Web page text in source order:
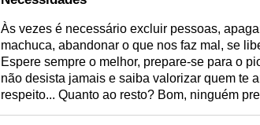
Às vezes é necessário excluir pessoas,
machuca, abandonar o que nos faz mal, se
Espere sempre o melhor, prepare-se para o
não desista jamais e saiba valorizar quem te
respeito... Quanto ao resto? Bom, ninguém